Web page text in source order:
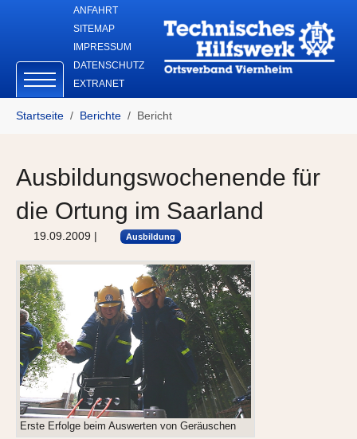
Skip to main navigation
Zum Hauptinhalt springen
Skip to page footerANFAHRT
SITEMAP
IMPRESSUM
DATENSCHUTZ
EXTRANET
Startseite
Berichte Bericht
Ausbildungswochenende für
die Ortung im Saarland
19.09.2009 | Ausbildung
Erste Erfolge beim Auswerten von Geräuschen